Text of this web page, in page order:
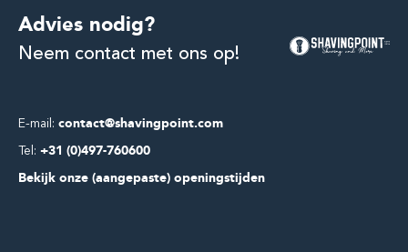
E-mail: contact@shavingpoint.com
Tel: +31 (0)497-760600
Bekijk onze (aangepaste) openingstijden
Advies nodig?
Neem contact met ons op!